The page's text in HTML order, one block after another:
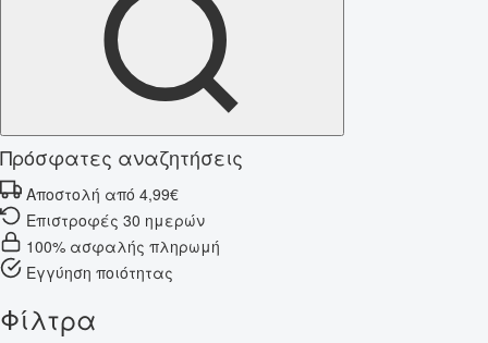
Πρόσφατες αναζητήσεις
Αποστολή από 4,99€
Επιστροφές 30 ημερών
100% ασφαλής πληρωμή
Εγγύηση ποιότητας
Φίλτρα